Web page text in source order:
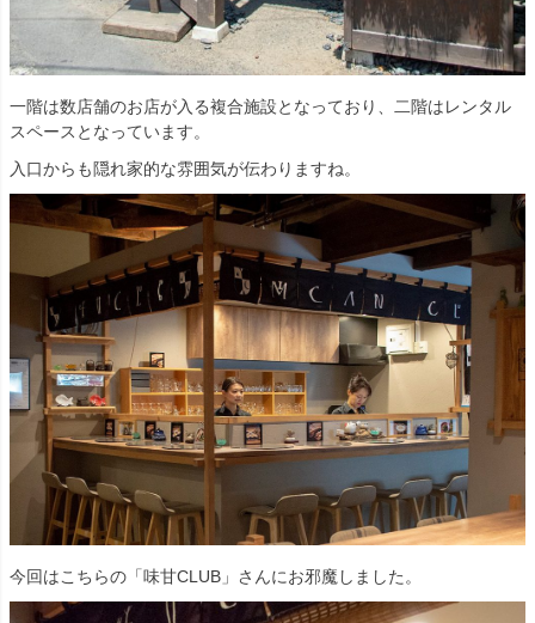
一階は数店舗のお店が入る複合施設となっており、二階はレンタル
スペースとなっています。
入口からも隠れ家的な雰囲気が伝わりますね。
今回はこちらの「味甘CLUB」さんにお邪魔しました。